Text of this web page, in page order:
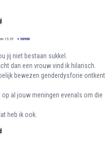
15:29 + 36960
jij niet bestaan sukkel.
dan een vrouw vind ik hilarisch.
bewezen genderdysforie ontkent
op al jouw meningen evenals om die
heb ik ook.